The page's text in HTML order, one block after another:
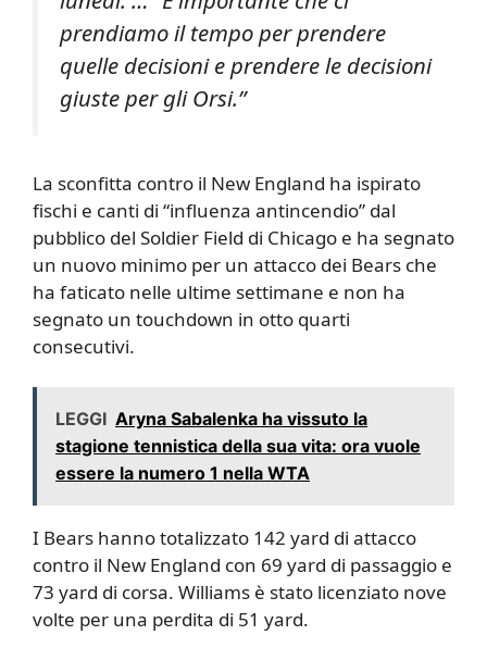
prendiamo il tempo per prendere
quelle decisioni e prendere le decisioni
giuste per gli Orsi.”
La sconfitta contro il New England ha ispirato
fischi e canti di “influenza antincendio” dal
pubblico del Soldier Field di Chicago e ha segnato
un nuovo minimo per un attacco dei Bears che
ha faticato nelle ultime settimane e non ha
segnato un touchdown in otto quarti
consecutivi.
LEGGI Aryna Sabalenka ha vissuto la
stagione tennistica della sua vita: ora vuole
essere la numero 1 nella WTA
I Bears hanno totalizzato 142 yard di attacco
contro il New England con 69 yard di passaggio e
73 yard di corsa. Williams è stato licenziato nove
volte per una perdita di 51 yard.